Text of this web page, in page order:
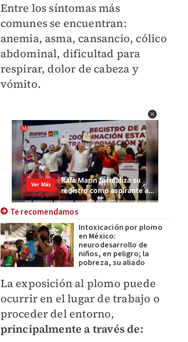
Entre los síntomas más
comunes se encuentran:
anemia, asma, cansancio, cólico
abdominal, dificultad para
respirar, dolor de cabeza y
vómito.
Te recomendamos
Intoxicación por plomo
en México:
neurodesarrollo de
niños, en peligro; la
pobreza, su aliado
La exposición al plomo puede
ocurrir en el lugar de trabajo o
proceder del entorno,
principalmente a través de: